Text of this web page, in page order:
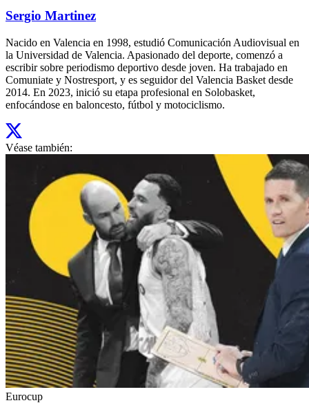
Sergio Martinez
Nacido en Valencia en 1998, estudió Comunicación Audiovisual en
la Universidad de Valencia. Apasionado del deporte, comenzó a
escribir sobre periodismo deportivo desde joven. Ha trabajado en
Comuniate y Nostresport, y es seguidor del Valencia Basket desde
2014. En 2023, inició su etapa profesional en Solobasket,
enfocándose en baloncesto, fútbol y motociclismo.
Véase también:
Eurocup